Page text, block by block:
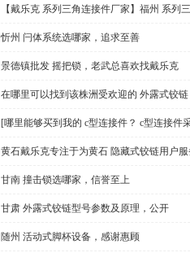
【戴乐克 系列三角连接件厂家】福州 系列
忻州 闩体系统选哪家，追求至善
景德镇批发 摇把锁，老武总喜欢找戴乐克
在哪里可以找到该株洲受欢迎的 外露式铰
[哪里能够买到我的 c型连接件？ c型连接件
黄石戴乐克专注于为黄石 隐藏式铰链用户
甘南 撞击锁选哪家，信誉至上
甘肃 外露式铰链型号参数及原理，公开
随州 活动式脚杯设备，感谢惠顾